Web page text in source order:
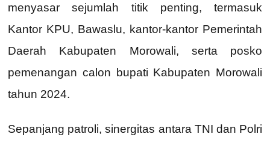
menyasar sejumlah titik penting, termasuk
Kantor KPU, Bawaslu, kantor-kantor Pemerintah
Daerah Kabupaten Morowali, serta posko
pemenangan calon bupati Kabupaten Morowali
tahun 2024.
Sepanjang patroli, sinergitas antara TNI dan Polri